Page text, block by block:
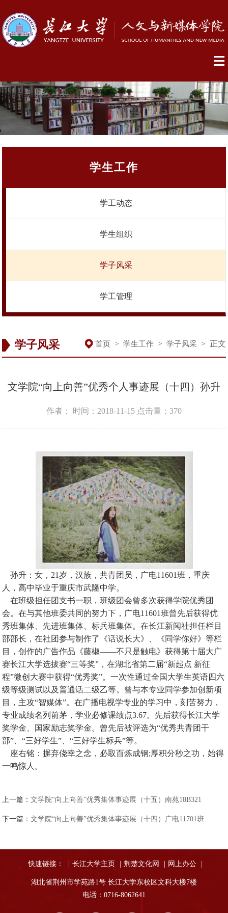
学生工作
学工动态
学生组织
学子风采
学工管理
学子风采 首页 > 学生工作 > 学子风采 > 正文
文学院“向上向善”优秀个人事迹展（十四）孙升
作者： 时间：2018-11-15 点击量： 370
孙升：女，21岁，汉族，共青团员，广电11601班，重庆
人，高中毕业于重庆市武隆中学。
在班级担任团支书一职，班级团会曾多次获得学院优秀团
会。在与其他班委共同的努力下，广电11601班曾先后获得优
秀班集体、先进班集体、标兵班集体。在长江新闻社担任栏目
部部长，在社团参与制作了《话说长大》、《同学你好》等栏
目，创作的广告作品《藤椒——不只是触电》获得第十届大广
赛长江大学选拔赛“三等奖”，在湖北省第二届“新起点 新征
程”微创大赛中获得“优秀奖”。一次性通过全国大学生英语四六
级等级测试以及普通话二级乙等。曾与本专业同学参加创新项
目，主攻“智媒体”。在广播电视学专业的学习中，刻苦努力，
专业成绩名列前茅，学业必修课绩点3.67。先后获得长江大学
奖学金、国家励志奖学金。曾先后被评选为“优秀共青团干
部”、“三好学生”、“三好学生标兵”等。
座右铭：摒弃侥幸之念，必取百炼成钢;厚积分秒之功，始得
一鸣惊人。
上一篇：文学院“向上向善”优秀集体事迹展（十五）南苑18B321
下一篇：文学院“向上向善”优秀集体事迹展（十四）广电11701班
快速链接： 长江大学主页 荆楚文化网 网上办公
湖北省荆州市学苑路1号 长江大学东校区文科大楼7楼
电话：0716-8062641